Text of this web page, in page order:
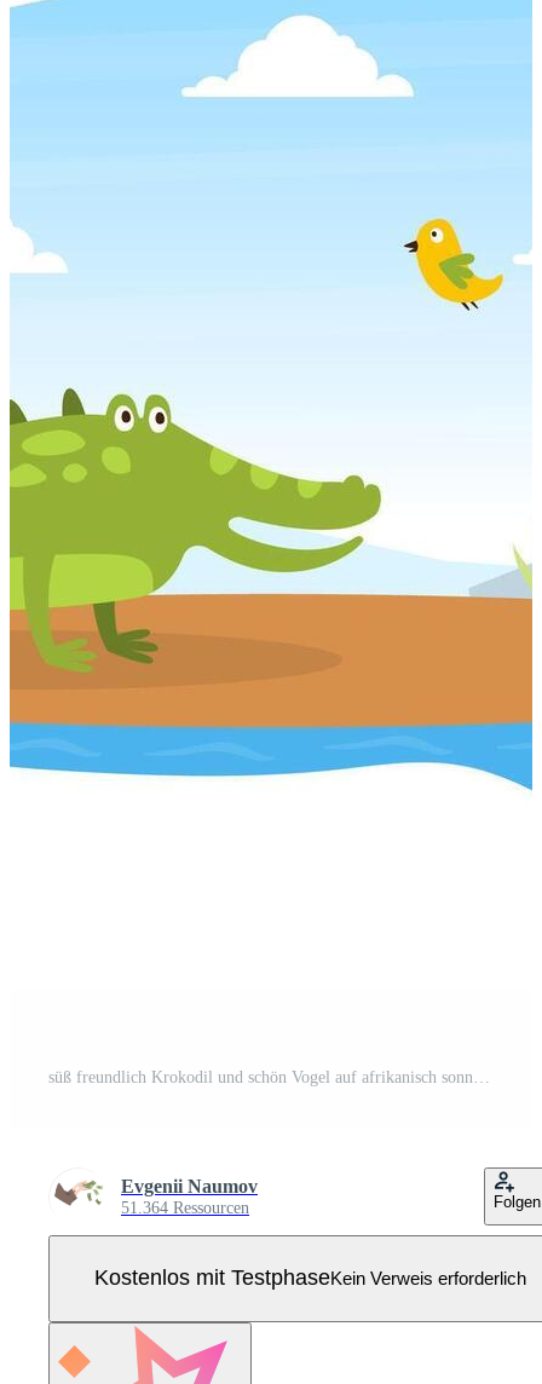
Evgenii Naumov
51.364 Ressourcen Folgen
Kostenlos mit TestphaseKein Verweis erforderlich